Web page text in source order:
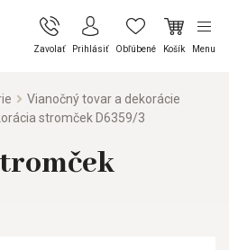
Zavolať Prihlásiť Obľúbené Košík Menu
Vianočný tovar a dekorácie
stromček D6359/3